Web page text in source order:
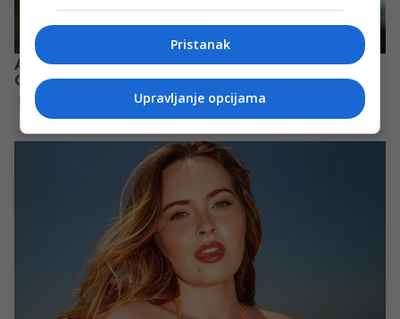
Pristanak
Upravljanje opcijama